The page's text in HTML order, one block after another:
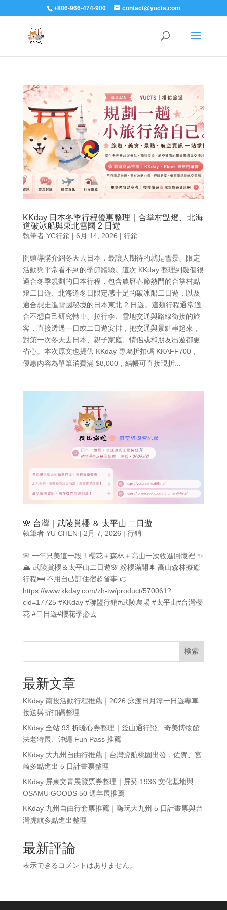
+886-966-474-900 contact@yucts.com
KKday 日本冬季行程優惠整理｜合掌村點燈、北海
道破冰船與東北雪國 2 日遊
執筆者 YC行銷| 6月 14, 2026 | 行銷
開頭導購介紹冬天去日本，最讓人期待的就是雪景、限定
活動與平常看不到的季節體驗。這次 KKday 整理到幾個很
適合冬季規劃的日本行程，包含農曆春節熱門的合掌村點
燈二日遊、北海道冬日限定感十足的破冰船二日遊，以及
適合想走進雪國秘境的日本東北 2 日遊。這類行程通常適
合不想自己研究轉車、拉行李、雪地交通與路線銜接的旅
客，直接透過一日或二日遊安排，把交通與景點串起來，
對第一次冬天去日本、親子家庭、情侶或和朋友出遊都更
省心。本次原文也提供 KKday 專屬折扣碼 KKAFF700，
優惠內容為單筆消費滿 $8,000，結帳可直接現折...
🌸 台灣｜武陵賞櫻 ＆ 太平山 二日遊
執筆者 YU CHEN | 2月 7, 2026 | 行銷
🌸 一年只美這一段！櫻花＋森林＋高山一次收進回憶裡 ✨
🏔 武陵賞櫻＆太平山二日遊🌸 粉櫻滿開🌲 高山森林療癒
行程🛏 不用自己訂住宿超省事 👉
https://www.kkday.com/zh-tw/product/570061?
cid=17725 #KKday #聯盟行銷#武陵農場 #太平山#台灣櫻
花 #二日遊#櫻花季必去...
検索
最新文章
KKday 南投活動行程推薦｜2026 泳渡日月潭一日遊專車
接送與折扣碼整理
KKday 全站 93 折暖心券整理｜釜山通行證、奇美博物館
法老特展、沖繩 Fun Pass 推薦
KKday 大九州自由行推薦｜台灣虎航桃園出發，佐賀、宮
崎多點進出 5 日計畫票整理
KKday 屏東文青展覽票券整理｜屏菸 1936 文化基地與
OSAMU GOODS 50 週年展推薦
KKday 九州自由行套票推薦｜嗨玩大九州 5 日計畫票與台
灣虎航多點進出整理
最新評論
表示できるコメントはありません。